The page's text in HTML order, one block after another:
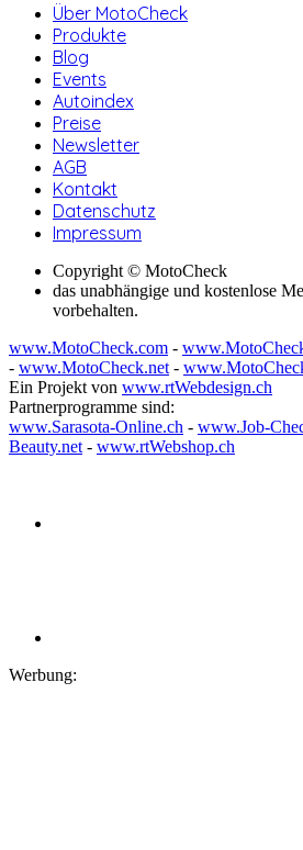
Über MotoCheck
Produkte
Blog
Events
Autoindex
Preise
Newsletter
AGB
Kontakt
Datenschutz
Impressum
Copyright © MotoCheck
das unabhängige und kostenlose
vorbehalten.
www.MotoCheck.com -
- www.MotoCheck.net -
Ein Projekt von www.rtWebdesign.ch
Partnerprogramme sind:
www.Sarasota-Online.ch - www.Job-
Beauty.net - www.rtWebshop.ch
Werbung: